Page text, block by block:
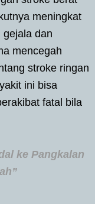
meningkat
gejala dan
mencegah
stroke ringan
ini bisa
fatal bila
ke Pangkalan